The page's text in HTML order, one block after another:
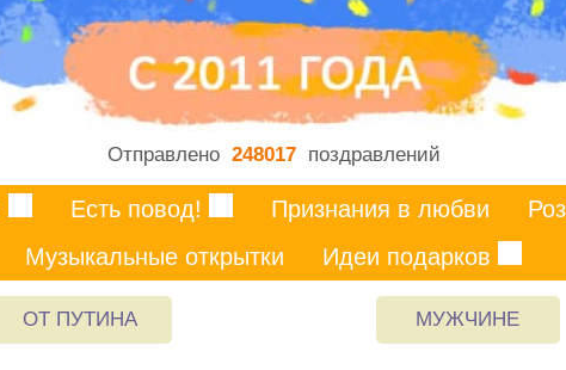
Отправлено 248017 поздравлений
Есть повод! Признания в любви
Музыкальные открытки
Идеи подарков
ОТ ПУТИНА МУЖЧИНЕ